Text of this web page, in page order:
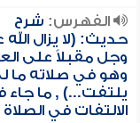
الفهرس: شرح
حديث: (لا يزال الله
وجل مقبلاً على
وهو في صلاته ما
يلتفت...) , ما جاء
الالتفات في الصلاة